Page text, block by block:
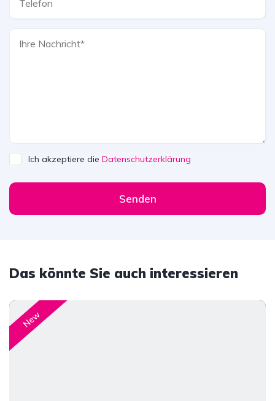
Ich akzeptiere die Datenschutzerklärung
Senden
Das könnte Sie auch interessieren
New